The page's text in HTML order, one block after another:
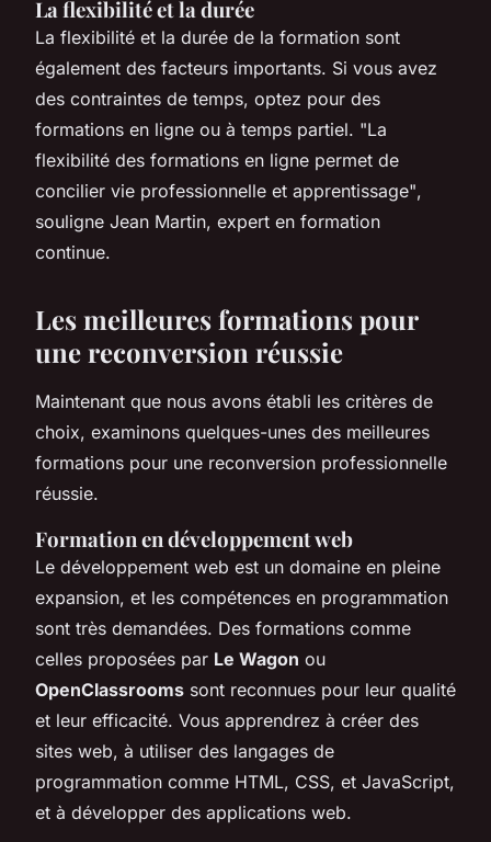
La flexibilité et la durée
La flexibilité et la durée de la formation sont
également des facteurs importants. Si vous avez
des contraintes de temps, optez pour des
formations en ligne ou à temps partiel. "La
flexibilité des formations en ligne permet de
concilier vie professionnelle et apprentissage",
souligne Jean Martin, expert en formation
continue.
Les meilleures formations pour
une reconversion réussie
Maintenant que nous avons établi les critères de
choix, examinons quelques-unes des meilleures
formations pour une reconversion professionnelle
réussie.
Formation en développement web
Le développement web est un domaine en pleine
expansion, et les compétences en programmation
sont très demandées. Des formations comme
celles proposées par Le Wagon ou
OpenClassrooms sont reconnues pour leur qualité
et leur efficacité. Vous apprendrez à créer des
sites web, à utiliser des langages de
programmation comme HTML, CSS, et JavaScript,
et à développer des applications web.